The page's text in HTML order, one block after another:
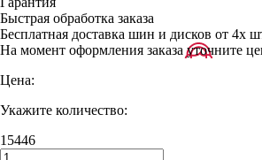
Быстрая обработка заказа
Бесплатная доставка шин и дисков от
На момент оформления заказа уточните
Цена:
Укажите количество:
15446